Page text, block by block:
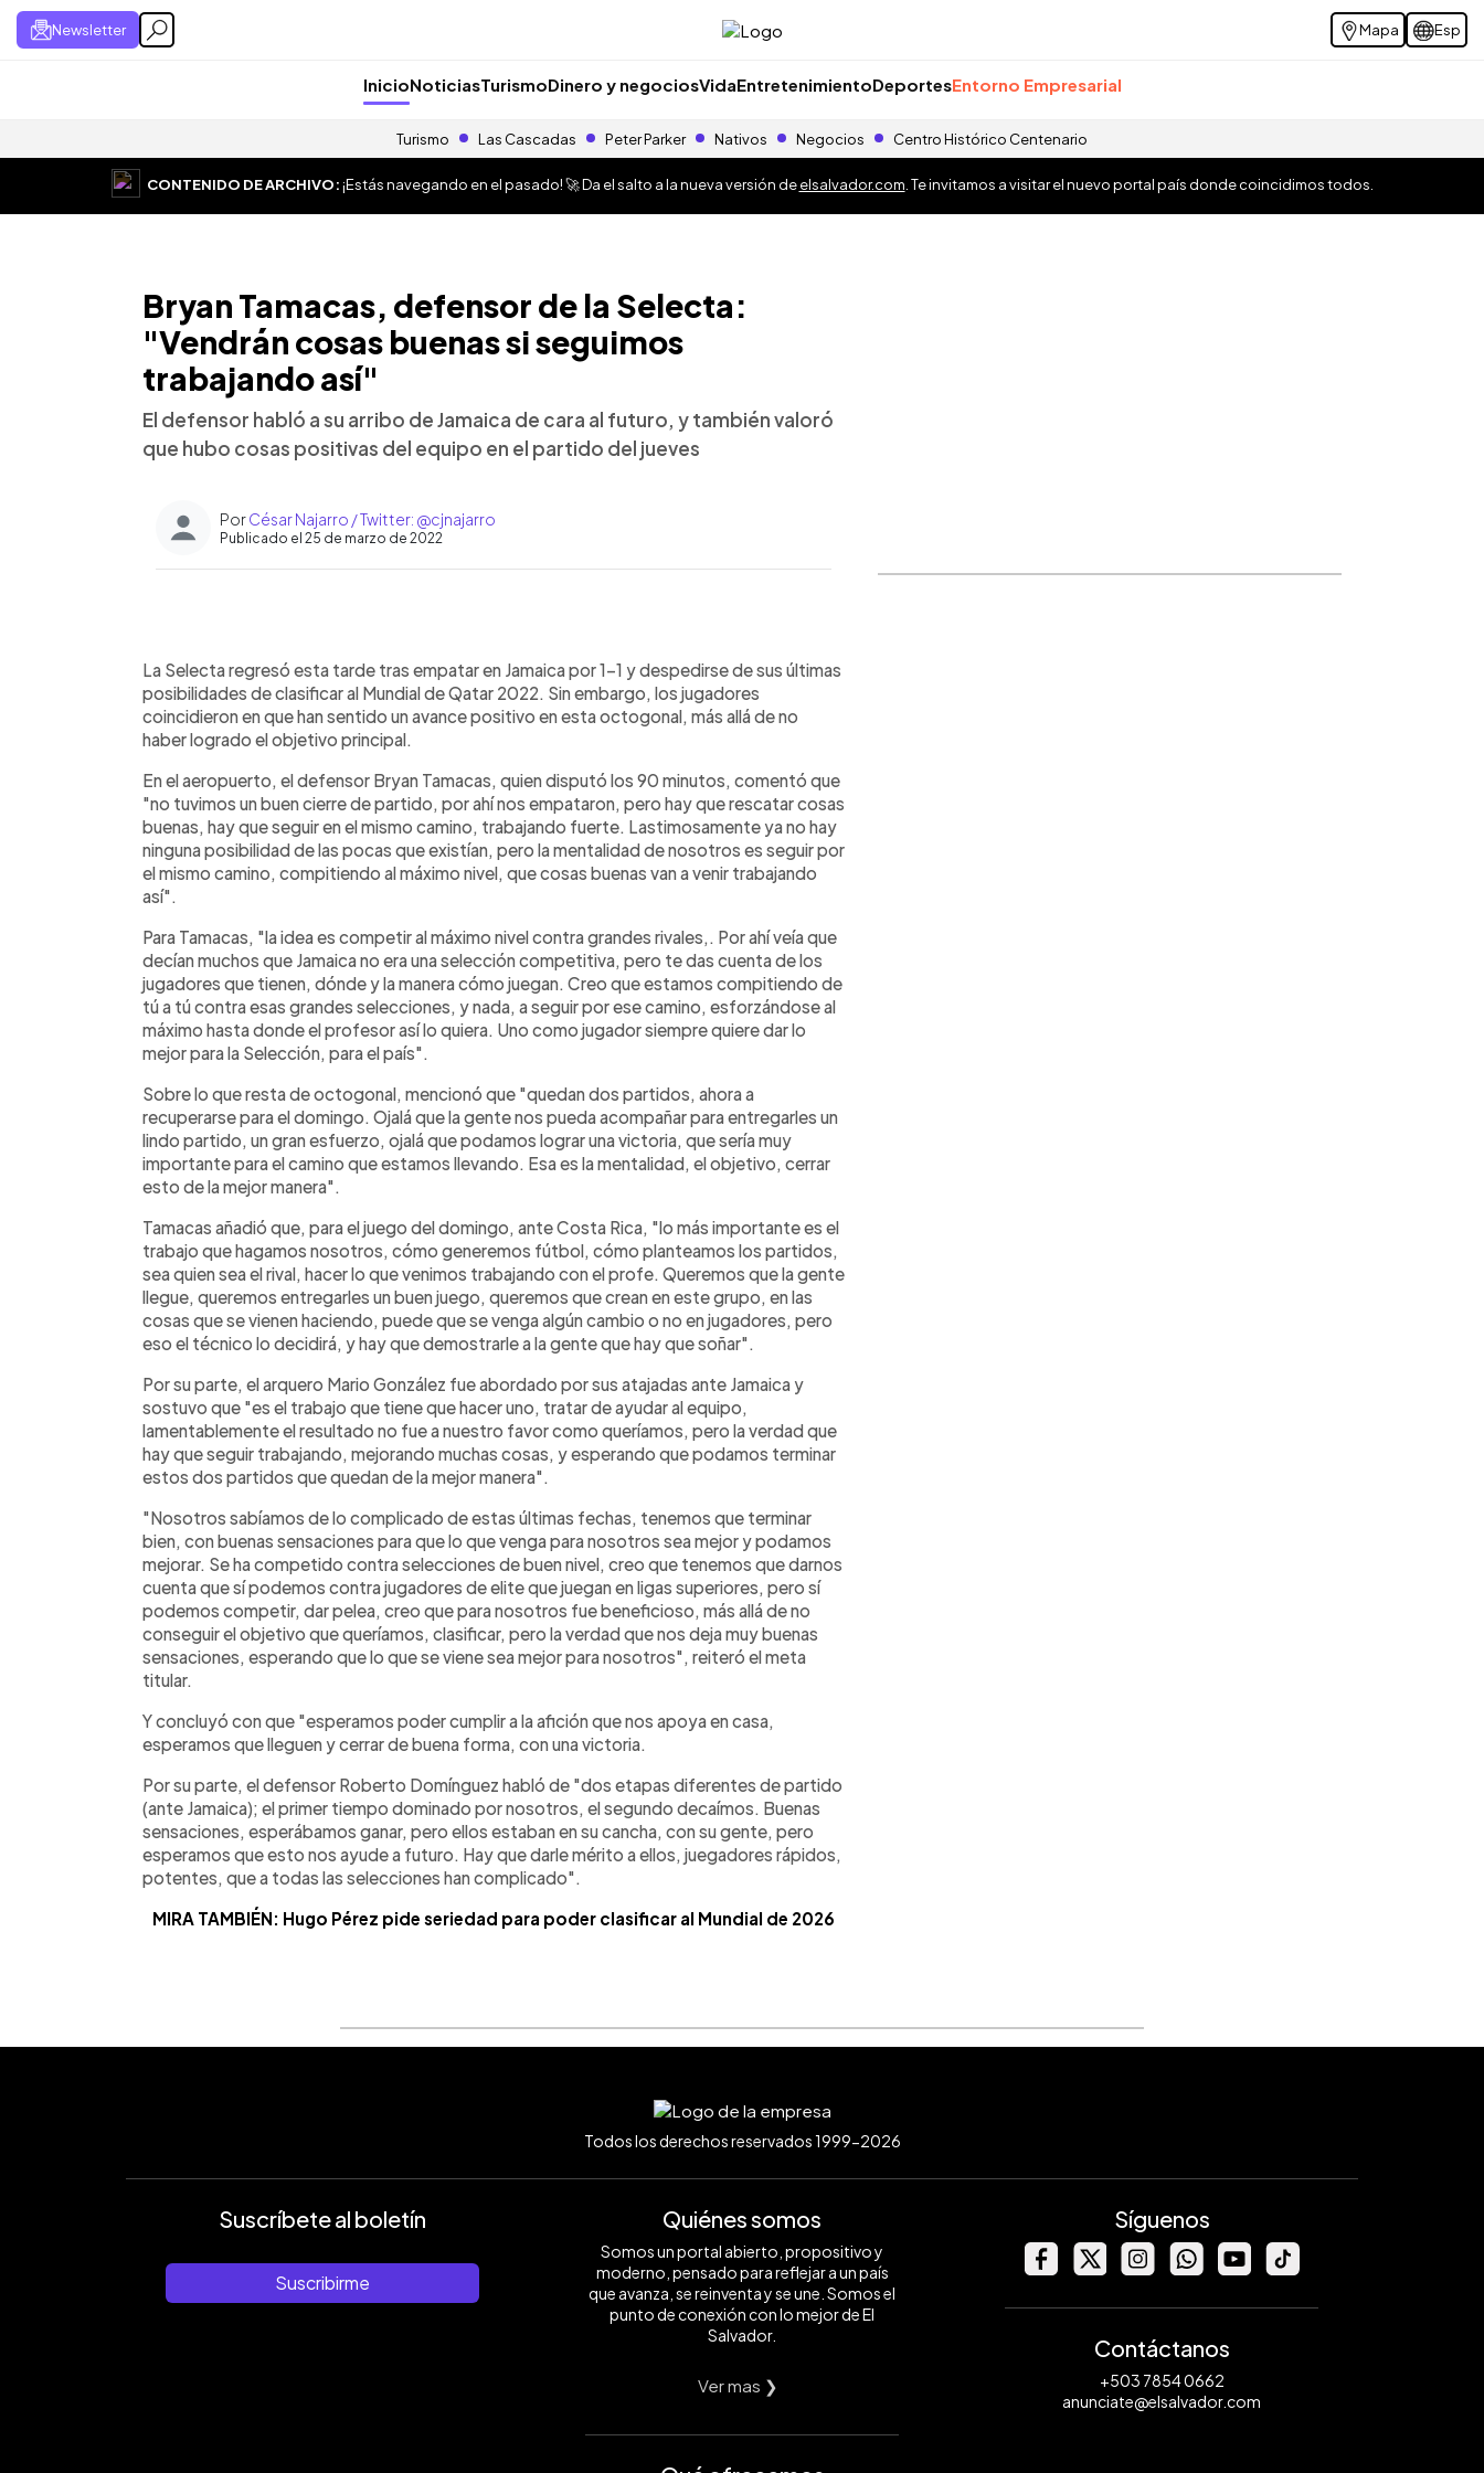
Newsletter Mapa Esp
InicioNoticiasTurismoDinero y negociosVidaEntretenimientoDeportesEntorno Empresarial
Turismo Las Cascadas Peter Parker Nativos Negocios Centro Histórico Centenario
CONTENIDO DE ARCHIVO:¡Estás navegando en el pasado! 🚀 Da el salto a la nueva versión deelsalvador.com . Te invitamos a visitar el nuevo portal país donde coincidimos todos.
Bryan Tamacas, defensor de la Selecta:
"Vendrán cosas buenas si seguimos
trabajando así"
El defensor habló a su arribo de Jamaica de cara al futuro, y también valoró
que hubo cosas positivas del equipo en el partido del jueves
PorCésar Najarro / Twitter: @cjnajarro
Publicado el 25 de marzo de 2022
► Escuchar artículo
La Selecta regresó esta tarde tras empatar en Jamaica por 1-1 y despedirse de sus últimas
posibilidades de clasificar al Mundial de Qatar 2022. Sin embargo, los jugadores
coincidieron en que han sentido un avance positivo en esta octogonal, más allá de no
haber logrado el objetivo principal.
En el aeropuerto, el defensor Bryan Tamacas, quien disputó los 90 minutos, comentó que
"no tuvimos un buen cierre de partido, por ahí nos empataron, pero hay que rescatar cosas
buenas, hay que seguir en el mismo camino, trabajando fuerte. Lastimosamente ya no hay
ninguna posibilidad de las pocas que existían, pero la mentalidad de nosotros es seguir por
el mismo camino, compitiendo al máximo nivel, que cosas buenas van a venir trabajando
así".
Para Tamacas, "la idea es competir al máximo nivel contra grandes rivales,. Por ahí veía que
decían muchos que Jamaica no era una selección competitiva, pero te das cuenta de los
jugadores que tienen, dónde y la manera cómo juegan. Creo que estamos compitiendo de
tú a tú contra esas grandes selecciones, y nada, a seguir por ese camino, esforzándose al
máximo hasta donde el profesor así lo quiera. Uno como jugador siempre quiere dar lo
mejor para la Selección, para el país".
Sobre lo que resta de octogonal, mencionó que "quedan dos partidos, ahora a
recuperarse para el domingo. Ojalá que la gente nos pueda acompañar para entregarles un
lindo partido, un gran esfuerzo, ojalá que podamos lograr una victoria, que sería muy
importante para el camino que estamos llevando. Esa es la mentalidad, el objetivo, cerrar
esto de la mejor manera".
Tamacas añadió que, para el juego del domingo, ante Costa Rica, "lo más importante es el
trabajo que hagamos nosotros, cómo generemos fútbol, cómo planteamos los partidos,
sea quien sea el rival, hacer lo que venimos trabajando con el profe. Queremos que la gente
llegue, queremos entregarles un buen juego, queremos que crean en este grupo, en las
cosas que se vienen haciendo, puede que se venga algún cambio o no en jugadores, pero
eso el técnico lo decidirá, y hay que demostrarle a la gente que hay que soñar".
Por su parte, el arquero Mario González fue abordado por sus atajadas ante Jamaica y
sostuvo que "es el trabajo que tiene que hacer uno, tratar de ayudar al equipo,
lamentablemente el resultado no fue a nuestro favor como queríamos, pero la verdad que
hay que seguir trabajando, mejorando muchas cosas, y esperando que podamos terminar
estos dos partidos que quedan de la mejor manera".
"Nosotros sabíamos de lo complicado de estas últimas fechas, tenemos que terminar
bien, con buenas sensaciones para que lo que venga para nosotros sea mejor y podamos
mejorar. Se ha competido contra selecciones de buen nivel, creo que tenemos que darnos
cuenta que sí podemos contra jugadores de elite que juegan en ligas superiores, pero sí
podemos competir, dar pelea, creo que para nosotros fue beneficioso, más allá de no
conseguir el objetivo que queríamos, clasificar, pero la verdad que nos deja muy buenas
sensaciones, esperando que lo que se viene sea mejor para nosotros", reiteró el meta
titular.
Y concluyó con que "esperamos poder cumplir a la afición que nos apoya en casa,
esperamos que lleguen y cerrar de buena forma, con una victoria.
Por su parte, el defensor Roberto Domínguez habló de "dos etapas diferentes de partido
(ante Jamaica); el primer tiempo dominado por nosotros, el segundo decaímos. Buenas
sensaciones, esperábamos ganar, pero ellos estaban en su cancha, con su gente, pero
esperamos que esto nos ayude a futuro. Hay que darle mérito a ellos, juegadores rápidos,
potentes, que a todas las selecciones han complicado".
MIRA TAMBIÉN: Hugo Pérez pide seriedad para poder clasificar al Mundial de 2026
Todos los derechos reservados 1999-2026
Suscríbete al boletín
Suscribirme
Quiénes somos
Somos un portal abierto, propositivo y
moderno, pensado para reflejar a un país
que avanza, se reinventa y se une. Somos el
punto de conexión con lo mejor de El
Salvador.
Ver mas ❯
Síguenos
Contáctanos
+503 7854 0662
anunciate@elsalvador.com